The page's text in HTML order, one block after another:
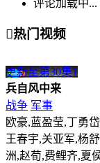
评论加载中...
热门视频
更新至第30集1
兵自风中来
战争 军事
欧豪,蓝盈莹,丁勇
王春宇,关亚军,杨
洲,赵荀,费鲤齐,夏